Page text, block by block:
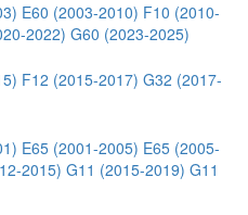
E60 (2003-2010) F10 (2010-
2022) G60 (2023-2025)
F12 (2015-2017) G32 (2017-
E65 (2001-2005) E65 (2005-
2015) G11 (2015-2019) G11